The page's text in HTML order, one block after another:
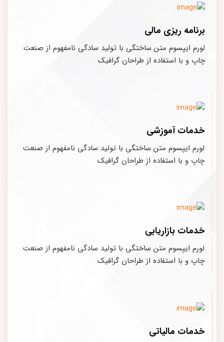
برنامه ریزی مالی
لورم ایپسوم متن ساختگی با تولید سادگی نامفهوم از صنعت
چاپ و با استفاده از طراحان گرافیک
خدمات آموزشی
لورم ایپسوم متن ساختگی با تولید سادگی نامفهوم از صنعت
چاپ و با استفاده از طراحان گرافیک
خدمات بازاریابی
لورم ایپسوم متن ساختگی با تولید سادگی نامفهوم از صنعت
چاپ و با استفاده از طراحان گرافیک
خدمات مالیاتی